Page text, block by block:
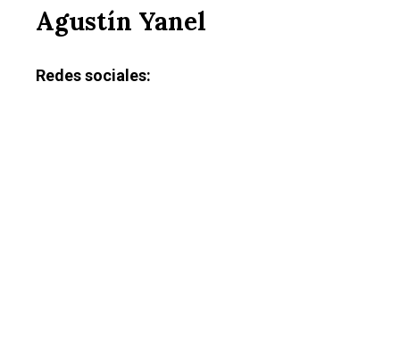
Agustín Yanel
Redes sociales: